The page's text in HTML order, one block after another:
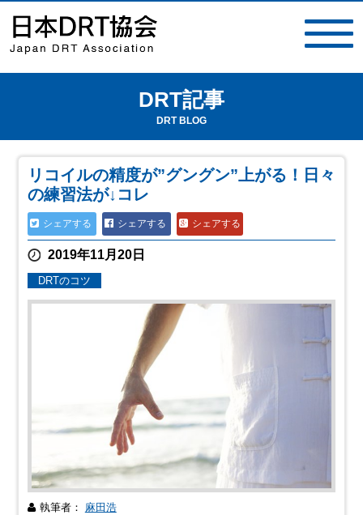
DRT記事
DRT BLOG
リコイルの精度が”グングン”上がる！日々
の練習法が↓コレ
シェアする シェアする シェアする
2019年11月20日
DRTのコツ
執筆者： 麻田浩